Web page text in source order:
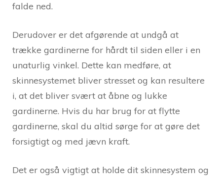
falde ned.
Derudover er det afgørende at undgå at
trække gardinerne for hårdt til siden eller i en
unaturlig vinkel. Dette kan medføre, at
skinnesystemet bliver stresset og kan resultere
i, at det bliver svært at åbne og lukke
gardinerne. Hvis du har brug for at flytte
gardinerne, skal du altid sørge for at gøre det
forsigtigt og med jævn kraft.
Det er også vigtigt at holde dit skinnesystem og